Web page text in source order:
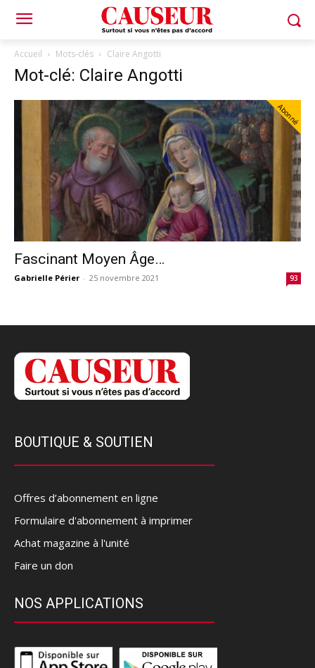
Accueil Mots-clés Claire Angotti
Mot-clé: Claire Angotti
Abonné
Fascinant Moyen Âge…
Gabrielle Périer - 25 novembre 2021 93
BOUTIQUE & SOUTIEN
Offres d’abonnement en ligne
Formulaire d'abonnement à imprimer
Achat magazine à l'unité
Faire un don
NOS APPLICATIONS